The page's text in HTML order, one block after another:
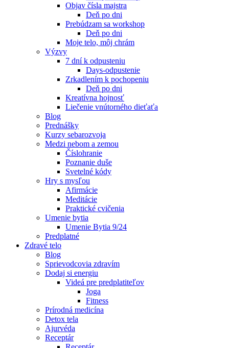
Objav čísla majstra
Deň po dni
Prebúdzam sa workshop
Deň po dni
Moje telo, môj chrám
Výzvy
7 dní k odpusteniu
Days-odpustenie
Zrkadlením k pochopeniu
Deň po dni
Kreatívna hojnosť
Liečenie vnútorného dieťaťa
Blog
Prednášky
Kurzy sebarozvoja
Medzi nebom a zemou
Číslohranie
Poznanie duše
Svetelné kódy
Hry s mysľou
Afirmácie
Meditácie
Praktické cvičenia
Umenie bytia
Umenie Bytia 9/24
Predplatné
Zdravé telo
Blog
Sprievodcovia zdravím
Dodaj si energiu
Videá pre predplatiteľov
Joga
Fitness
Prírodná medicína
Detox tela
Ajurvéda
Receptár